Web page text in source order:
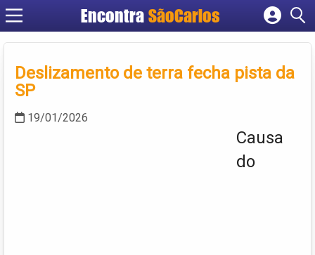
EncontraSãoCarlos
Cadastrar empresa
Criar conta
Deslizamento de terra fecha pista da
SP
19/01/2026
Causa
do